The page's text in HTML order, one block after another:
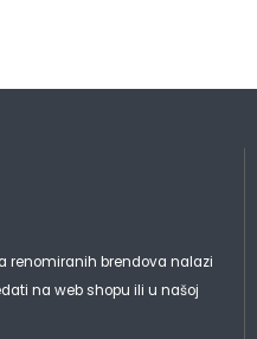
renomiranih brendova nalazi
na web shopu ili u našoj